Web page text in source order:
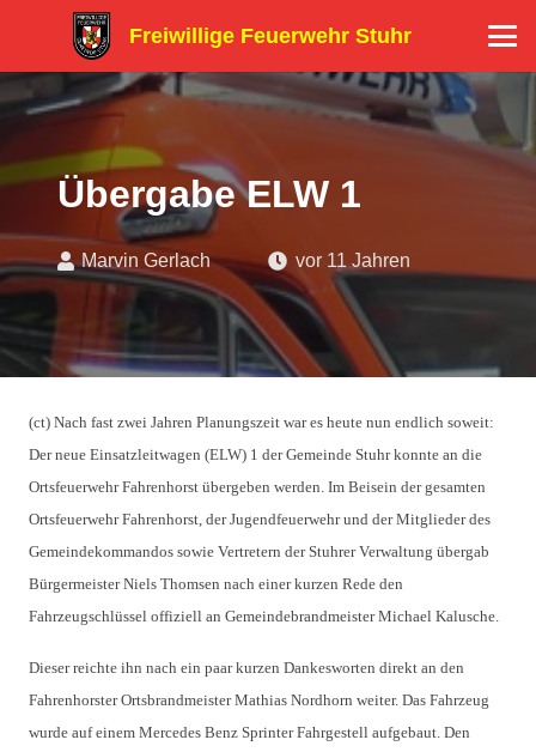
Freiwillige Feuerwehr Stuhr
Übergabe ELW 1
Marvin Gerlach vor 11 Jahren
(ct) Nach fast zwei Jahren Planungszeit war es heute nun endlich soweit:
Der neue Einsatzleitwagen (ELW) 1 der Gemeinde Stuhr konnte an die
Ortsfeuerwehr Fahrenhorst übergeben werden. Im Beisein der gesamten
Ortsfeuerwehr Fahrenhorst, der Jugendfeuerwehr und der Mitglieder des
Gemeindekommandos sowie Vertretern der Stuhrer Verwaltung übergab
Bürgermeister Niels Thomsen nach einer kurzen Rede den
Fahrzeugschlüssel offiziell an Gemeindebrandmeister Michael Kalusche.
Dieser reichte ihn nach ein paar kurzen Dankesworten direkt an den
Fahrenhorster Ortsbrandmeister Mathias Nordhorn weiter. Das Fahrzeug
wurde auf einem Mercedes Benz Sprinter Fahrgestell aufgebaut. Den